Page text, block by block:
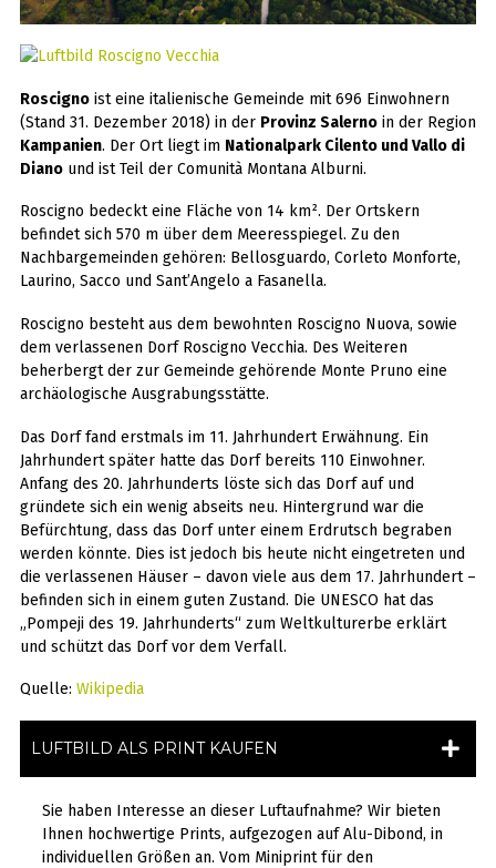
Roscignoist eine italienische Gemeinde mit 696 Einwohnern
(Stand 31. Dezember 2018) in der Provinz Salernoin der Region
Kampanien. Der Ort liegt im Nationalpark Cilento und Vallo di
Dianound ist Teil der Comunità Montana Alburni.
Roscigno bedeckt eine Fläche von 14 km². Der Ortskern
befindet sich 570 m über dem Meeresspiegel. Zu den
Nachbargemeinden gehören: Bellosguardo, Corleto Monforte,
Laurino, Sacco und Sant’Angelo a Fasanella.
Roscigno besteht aus dem bewohnten Roscigno Nuova, sowie
dem verlassenen Dorf Roscigno Vecchia. Des Weiteren
beherbergt der zur Gemeinde gehörende Monte Pruno eine
archäologische Ausgrabungsstätte.
Das Dorf fand erstmals im 11. Jahrhundert Erwähnung. Ein
Jahrhundert später hatte das Dorf bereits 110 Einwohner.
Anfang des 20. Jahrhunderts löste sich das Dorf auf und
gründete sich ein wenig abseits neu. Hintergrund war die
Befürchtung, dass das Dorf unter einem Erdrutsch begraben
werden könnte. Dies ist jedoch bis heute nicht eingetreten und
die verlassenen Häuser – davon viele aus dem 17. Jahrhundert –
befinden sich in einem guten Zustand. Die UNESCO hat das
„Pompeji des 19. Jahrhunderts“ zum Weltkulturerbe erklärt
und schützt das Dorf vor dem Verfall.
Quelle: Wikipedia
LUFTBILD ALS PRINT KAUFEN
Sie haben Interesse an dieser Luftaufnahme? Wir bieten
Ihnen hochwertige Prints, aufgezogen auf Alu-Dibond, in
individuellen Größen an. Vom Miniprint für den